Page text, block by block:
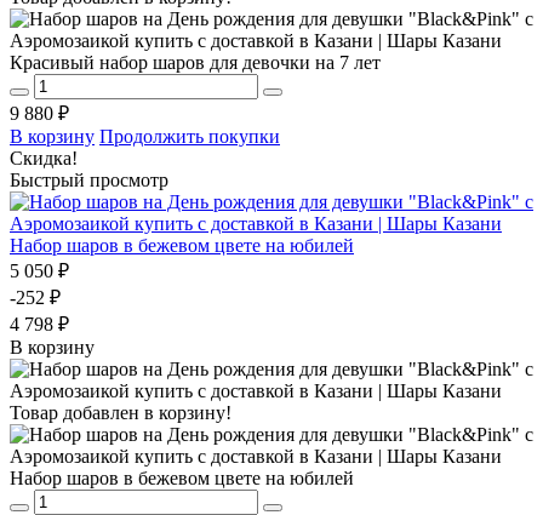
Красивый набор шаров для девочки на 7 лет
9 880 ₽
В корзину Продолжить покупки
Скидка!
Быстрый просмотр
Набор шаров в бежевом цвете на юбилей
5 050 ₽
-252 ₽
4 798 ₽
В корзину
Товар добавлен в корзину!
Набор шаров в бежевом цвете на юбилей